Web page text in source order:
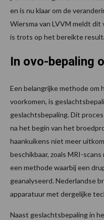
en is nu klaar om de
Wiersma van LVVM meldt dit
is trots op het bereikte
In ovo-bepaling
Een belangrijke methode om
voorkomen, is
geslachtsbepaling. Dit
na het begin van het
haankuikens niet meer
beschikbaar, zoals MRI-
een methode waarbij een
geanalyseerd. Nederlandse
apparatuur met dergelijke
Naast geslachtsbepaling in